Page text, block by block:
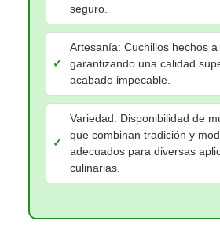
seguro.
Artesanía: Cuchillos hechos a
garantizando una calidad
acabado impecable.
Variedad: Disponibilidad de
que combinan tradición y
adecuados para diversas
culinarias.